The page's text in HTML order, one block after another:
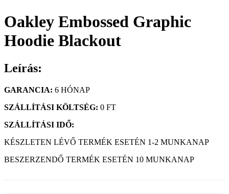
Oakley Embossed Graphic
Hoodie Blackout
Leírás:
GARANCIA: 6 HÓNAP
SZÁLLÍTÁSI KÖLTSÉG: 0 FT
SZÁLLÍTÁSI IDŐ:
KÉSZLETEN LÉVŐ TERMÉK ESETÉN 1-2 MUNKANAP
BESZERZENDŐ TERMÉK ESETÉN 10 MUNKANAP